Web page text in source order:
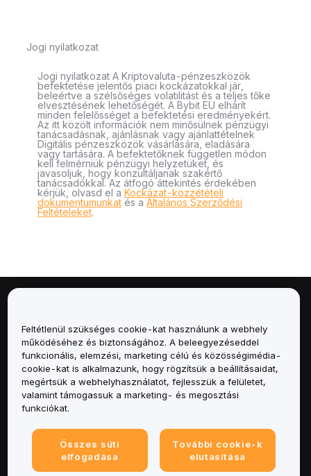
Jogi nyilatkozat
Jogi nyilatkozat A Kriptovaluta-pénzeszközök
befektetése jelentős piaci kockázatokkal jár,
beleértve a szélsőséges volatilitást és a teljes tőke
elvesztésének lehetőségét. A Bybit EU elhárít
minden felelősséget a befektetési eredményekért.
Az itt közölt információk nem minősülnek pénzügyi
tanácsadásnak, ajánlásnak vagy ajánlattételnek
Digitális pénzeszközök vásárlására, eladására
vagy tartására. A befektetőknek független módon
kell felmérniük pénzügyi helyzetüket, és
javasoljuk, hogy konzultáljanak szakértő
tanácsadókkal. Az átfogó áttekintés érdekében
kérjük, olvasd el a Kockázat-közzétételi
dokumentumunkat és a Általános Szerződési
Feltételeket.
Szolgáltatások
Támogatás
Termékek
Feltétlenül szükséges cookie-kat használunk a webhely
működéséhez és biztonságához. A beleegyezéseddel
funkcionális, elemzési, marketing célú és közösségimédia-
cookie-kat is alkalmazunk, hogy rögzítsük a beállításaidat,
megértsük a webhelyhasználatot, fejlesszük a felületet,
valamint támogassuk a marketing- és megosztási
funkciókat.
Összes süti
elfogadása
További cookie-k
elutasítása